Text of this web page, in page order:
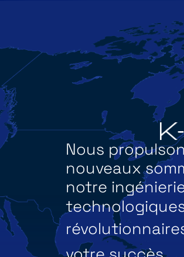
Nous
nouveaux
notre
votre succès.